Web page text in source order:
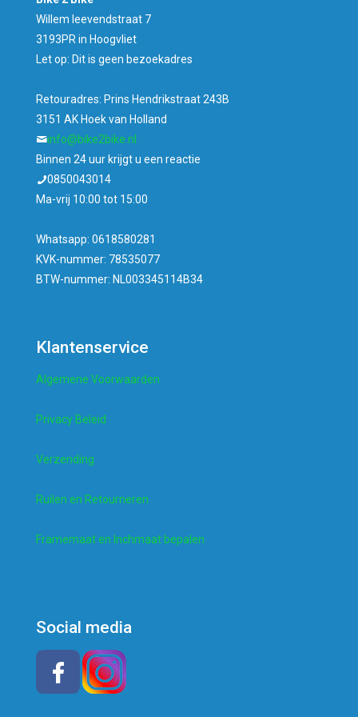
Willem leevendstraat 7
3193PR in Hoogvliet
Let op: Dit is geen bezoekadres
Retouradres: Prins Hendrikstraat 243B
3151 AK Hoek van Holland
info@bike2bike.nl
Binnen 24 uur krijgt u een reactie
0850043014
Ma-vrij 10:00 tot 15:00
Whatsapp: 0618580281
KVK-nummer: 78535077
BTW-nummer: NL003345114B34
Klantenservice
Algemene Voorwaarden
Privacy Beleid
Verzending
Ruilen en Retourneren
Framemaat en Inchmaat bepalen
Social media